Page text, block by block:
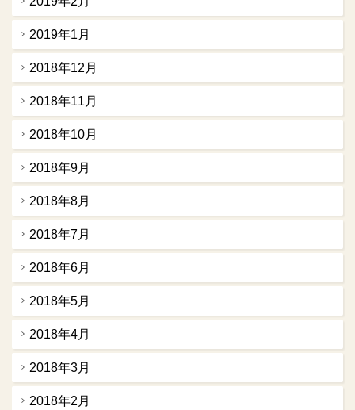
2019年1月
2018年12月
2018年11月
2018年10月
2018年9月
2018年8月
2018年7月
2018年6月
2018年5月
2018年4月
2018年3月
2018年2月